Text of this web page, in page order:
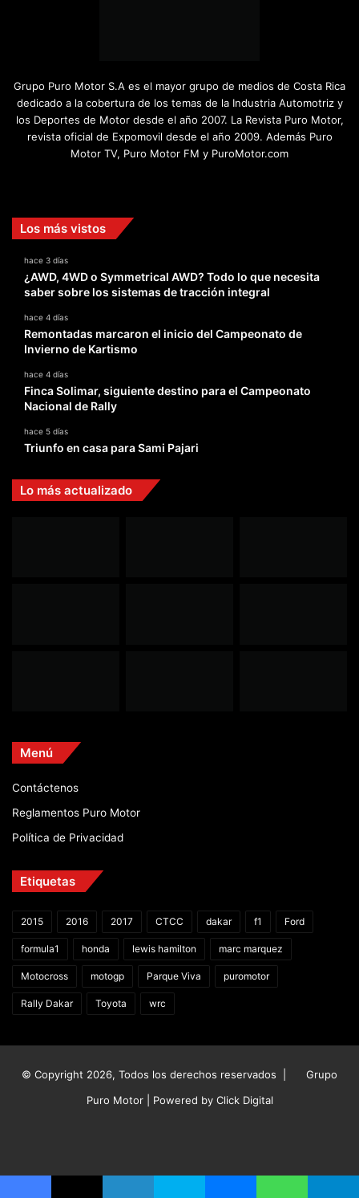
Grupo Puro Motor S.A es el mayor grupo de medios de Costa Rica
dedicado a la cobertura de los temas de la Industria Automotriz y
los Deportes de Motor desde el año 2007. La Revista Puro Motor,
revista oficial de Expomovil desde el año 2009. Además Puro
Motor TV, Puro Motor FM y PuroMotor.com
Los más vistos
hace 3 días
¿AWD, 4WD o Symmetrical AWD? Todo lo que necesita
saber sobre los sistemas de tracción integral
hace 4 días
Remontadas marcaron el inicio del Campeonato de
Invierno de Kartismo
hace 4 días
Finca Solimar, siguiente destino para el Campeonato
Nacional de Rally
hace 5 días
Triunfo en casa para Sami Pajari
Lo más actualizado
Menú
Contáctenos
Reglamentos Puro Motor
Política de Privacidad
Etiquetas
2015 2016 2017 CTCC dakar f1 Ford
formula1 honda lewis hamilton marc marquez
Motocross motogp Parque Viva puromotor
Rally Dakar Toyota wrc
© Copyright 2026, Todos los derechos reservados |
Grupo
Puro Motor | Powered by Click Digital